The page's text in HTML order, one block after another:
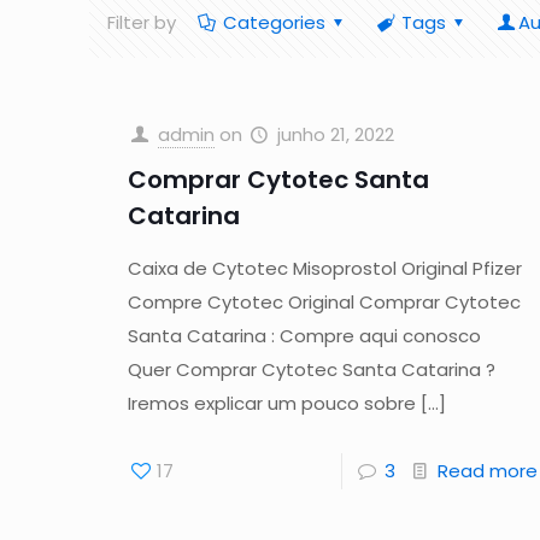
Filter by Categories Tags
admin on junho 21, 2022
Comprar Cytotec Santa
Catarina
Caixa de Cytotec Misoprostol Original Pfizer
Compre Cytotec Original Comprar Cytotec
Santa Catarina : Compre aqui conosco
Quer Comprar Cytotec Santa Catarina ?
Iremos explicar um pouco sobre […]
17 3 Read more